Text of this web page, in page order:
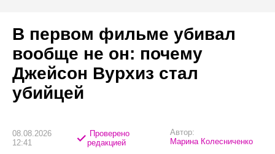
В первом фильме убивал
вообще не он: почему
Джейсон Вурхиз стал
убийцей
08.08.2026
12:41
Проверено
редакцией
Автор:
Марина Колесниченко